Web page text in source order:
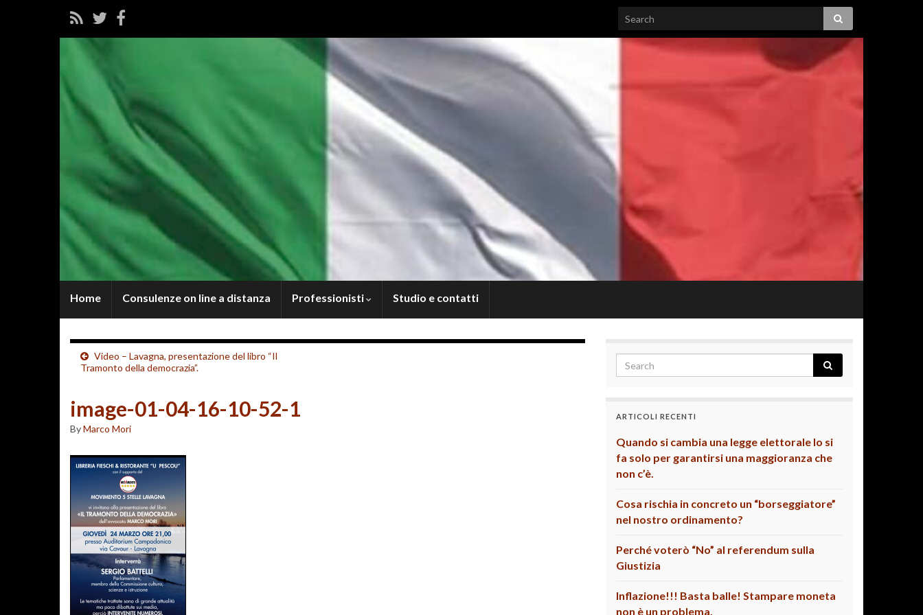
Home Consulenze on line a distanza Professionisti Studio e contatti
Video – Lavagna, presentazione del libro “Il
Tramonto della democrazia”.
image-01-04-16-10-52-1
ByMarco Mori
ARTICOLI RECENTI
Quando si cambia una legge elettorale lo si
fa solo per garantirsi una maggioranza che
non c’è.
Cosa rischia in concreto un “borseggiatore”
nel nostro ordinamento?
Perché voterò “No” al referendum sulla
Giustizia
Inflazione!!! Basta balle! Stampare moneta
non è un problema.